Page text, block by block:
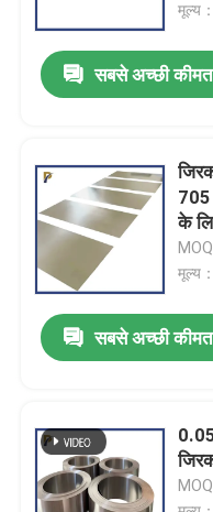
वीआर शो
कारखाना भ्रमण
गुणवत्ता नियंत्रण
हमसे संपर्क करें
एक उद्धरण का अनुरोध करें
मोलिब्डेनम टंगस्टन मिश्र
मूल्य
सबसे अच्छी कीमत
705
के
मूल्य
सबसे अच्छी कीमत